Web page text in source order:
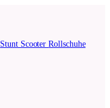
Stunt ScooterRollschuhe